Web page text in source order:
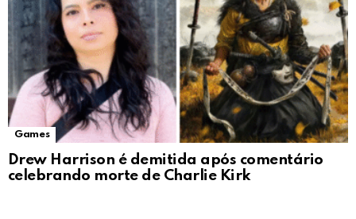
Games
Drew Harrison é demitida após comentário
celebrando morte de Charlie Kirk